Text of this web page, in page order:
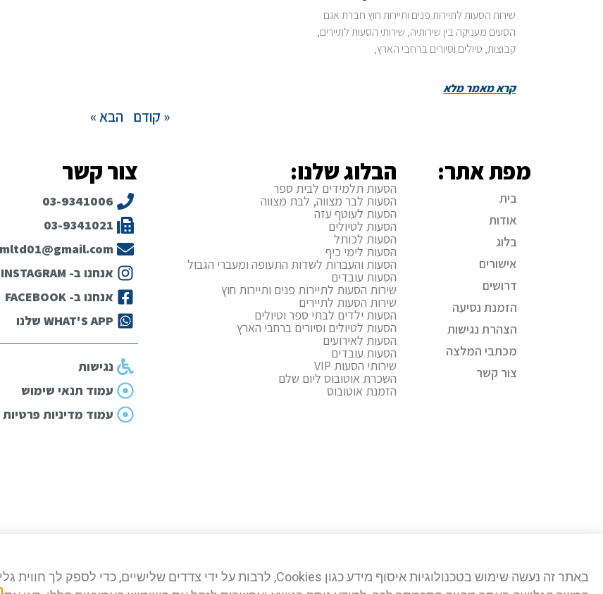
שירות הסעות לתיירות פנים ותיירות חוץ חברת אגם
הסעים מעניקה בין שירותיה, שירותי הסעות לתיירים,
קבוצות, טיולים וסיורים ברחבי הארץ,
קרא מאמר מלא
« קודם הבא »
מפת אתר:
בית
אודות
בלוג
אישורים
דרושים
הזמנת נסיעה
הצהרת נגישות
מכתבי המלצה
צור קשר
הבלוג שלנו:
הסעות תלמידים לבית ספר
הסעות לבר מצווה, לבת מצווה
הסעות לעוטף עזה
הסעות לטיולים
הסעות לכותל
הסעות לימי כיף
הסעות והעברות לשדות התעופה ומעברי הגבול
הסעות עובדים
שירות הסעות לתיירות פנים ותיירות חוץ
שירות הסעות לתיירים
הסעות ילדים לבתי ספר וטיולים
הסעות לטיולים וסיורים ברחבי הארץ
הסעות לאירועים
הסעות עובדים
שירותי הסעות VIP
השכרת אוטובוס ליום שלם
הזמנת אוטובוס
צור קשר
03-9341006
03-9341021
אנחנו ב- INSTAGRAM
אנחנו ב- FACEBOOK
WHAT'S APP שלנו
נגישות
עמוד תנאי שימוש
עמוד מדיניות פרטיות
באתר זה נעשה שימוש בטכנולוגיות איסוף מידע כגון Cookies, לרבות על ידי צדדים שלישיים, כדי לספק לך חווית גלישה טובה יותר וכן למטרות סטטיסטיקה, איפיון ושיווק.